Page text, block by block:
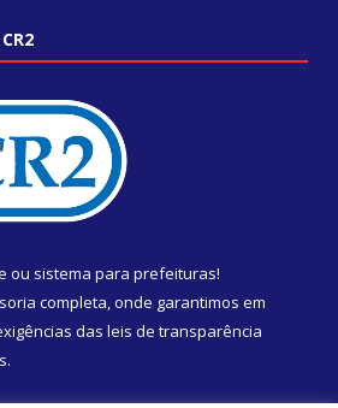
ou sistema para prefeituras!
completa, onde garantimos em
das leis de transparência